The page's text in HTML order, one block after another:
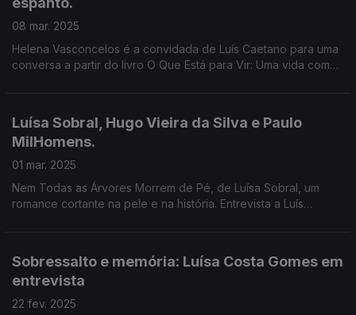
08 mar. 2025
Helena Vasconcelos é a convidada de Luís Caetano para uma
conversa a partir do livro O Que Está para Vir: Uma vida com
Luísa Sobral, Hugo Vieira da Silva e Paulo
MilHomens.
01 mar. 2025
Nem Todas as Árvores Morrem de Pé, de Luísa Sobral, um
romance cortante na pele e na história. Entrevista a Luís
Sobressalto e memória: Luísa Costa Gomes em
entrevista
22 fev. 2025